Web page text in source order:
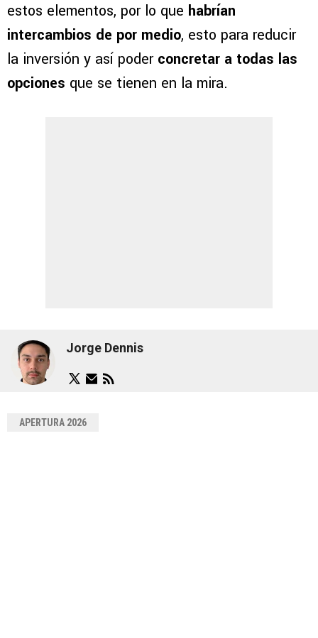
estos elementos, por lo que habrían
intercambios de por medio, esto para reducir
la inversión y así poder concretar a todas las
opciones que se tienen en la mira.
Jorge Dennis
APERTURA 2026